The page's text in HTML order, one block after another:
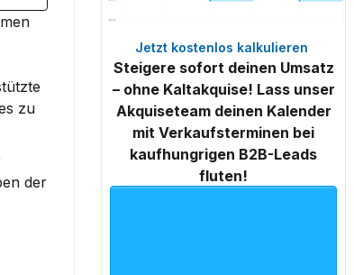
Jetzt kostenlos kalkulieren
Steigere sofort deinen Umsatz
– ohne Kaltakquise! Lass unser
Akquiseteam deinen Kalender
mit Verkaufsterminen bei
kaufhungrigen B2B-Leads
fluten!
zu
der